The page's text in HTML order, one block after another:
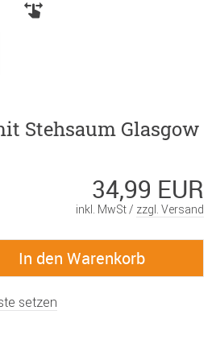
Stehsaum Glasgow
34,99 EUR
inkl. MwSt / zzgl. Versand
setzen